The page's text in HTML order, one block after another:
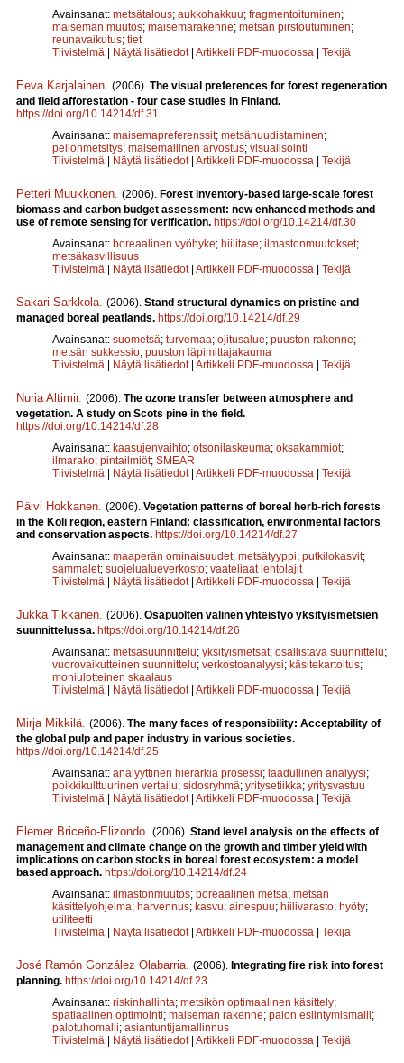
Avainsanat: metsätalous; aukkohakkuu; fragmentoituminen;
maiseman muutos; maisemarakenne; metsän pirstoutuminen;
reunavaikutus; tiet
Tiivistelmä | Näytä lisätiedot | Artikkeli PDF-muodossa | Tekijä
Eeva Karjalainen (2006). The visual preferences for forest regeneration
and field afforestation - four case studies in Finland.
https://doi.org/10.14214/df.31
Avainsanat: maisemapreferenssit; metsänuudistaminen;
pellonmetsitys; maisemallinen arvostus; visualisointi
Tiivistelmä | Näytä lisätiedot | Artikkeli PDF-muodossa | Tekijä
Petteri Muukkonen (2006). Forest inventory-based large-scale forest
biomass and carbon budget assessment: new enhanced methods and
use of remote sensing for verification. https://doi.org/10.14214/df.30
Avainsanat: boreaalinen vyöhyke; hiilitase; ilmastonmuutokset;
metsäkasvillisuus
Tiivistelmä | Näytä lisätiedot | Artikkeli PDF-muodossa | Tekijä
Sakari Sarkkola (2006). Stand structural dynamics on pristine and
managed boreal peatlands. https://doi.org/10.14214/df.29
Avainsanat: suometsä; turvemaa; ojitusalue; puuston rakenne;
metsän sukkessio; puuston läpimittajakauma
Tiivistelmä | Näytä lisätiedot | Artikkeli PDF-muodossa | Tekijä
Nuria Altimir. (2006). The ozone transfer between atmosphere and
vegetation. A study on Scots pine in the field.
https://doi.org/10.14214/df.28
Avainsanat: kaasujenvaihto; otsonilaskeuma; oksakammiot;
ilmarako; pintailmiöt; SMEAR
Tiivistelmä | Näytä lisätiedot | Artikkeli PDF-muodossa | Tekijä
Päivi Hokkanen (2006). Vegetation patterns of boreal herb-rich forests
in the Koli region, eastern Finland: classification, environmental factors
and conservation aspects. https://doi.org/10.14214/df.27
Avainsanat: maaperän ominaisuudet; metsätyyppi; putkilokasvit;
sammalet; suojelualueverkosto; vaateliaat lehtolajit
Tiivistelmä | Näytä lisätiedot | Artikkeli PDF-muodossa | Tekijä
Jukka Tikkanen (2006). Osapuolten välinen yhteistyö yksityismetsien
suunnittelussa. https://doi.org/10.14214/df.26
Avainsanat: metsäsuunnittelu; yksityismetsät; osallistava suunnittelu;
vuorovaikutteinen suunnittelu; verkostoanalyysi; käsitekartoitus;
moniulotteinen skaalaus
Tiivistelmä | Näytä lisätiedot | Artikkeli PDF-muodossa | Tekijä
Mirja Mikkilä (2006). The many faces of responsibility: Acceptability of
the global pulp and paper industry in various societies.
https://doi.org/10.14214/df.25
Avainsanat: analyyttinen hierarkia prosessi; laadullinen analyysi;
poikkikulttuurinen vertailu; sidosryhmä; yritysetiikka; yritysvastuu
Tiivistelmä | Näytä lisätiedot | Artikkeli PDF-muodossa | Tekijä
Elemer Briceño-Elizondo (2006). Stand level analysis on the effects of
management and climate change on the growth and timber yield with
implications on carbon stocks in boreal forest ecosystem: a model
based approach. https://doi.org/10.14214/df.24
Avainsanat: ilmastonmuutos; boreaalinen metsä; metsän
käsittelyohjelma; harvennus; kasvu; ainespuu; hiilivarasto; hyöty;
utiliteetti
Tiivistelmä | Näytä lisätiedot | Artikkeli PDF-muodossa | Tekijä
José Ramón González Olabarria (2006). Integrating fire risk into forest
planning. https://doi.org/10.14214/df.23
Avainsanat: riskinhallinta; metsikön optimaalinen käsittely;
spatiaalinen optimointi; maiseman rakenne; palon esiintymismalli;
palotuhomalli; asiantuntijamallinnus
Tiivistelmä | Näytä lisätiedot | Artikkeli PDF-muodossa | Tekijä